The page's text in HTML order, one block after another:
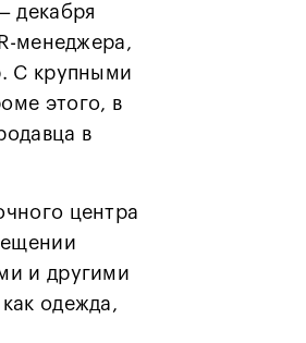
декабря
менеджера,
С крупными
этого, в
в
центра
и другими
одежда,